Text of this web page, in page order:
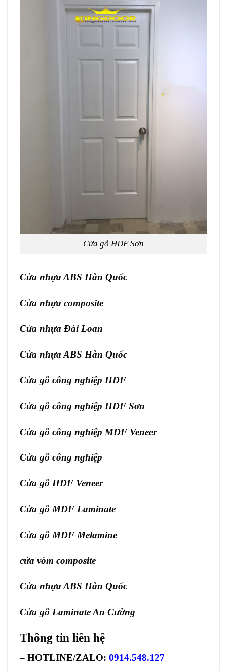
Cửa gỗ HDF Sơn
Cửa nhựa ABS Hàn Quốc
Cửa nhựa composite
Cửa nhựa Đài Loan
Cửa nhựa ABS Hàn Quốc
Cửa gỗ công nghiệp HDF
Cửa gỗ công nghiệp HDF Sơn
Cửa gỗ công nghiệp MDF Veneer
Cửa gỗ công nghiệp
Cửa gỗ HDF Veneer
Cửa gỗ MDF Laminate
Cửa gỗ MDF Melamine
cửa vòm composite
Cửa nhựa ABS Hàn Quốc
Cửa gỗ Laminate An Cường
Thông tin liên hệ
– HOTLINE/ZALO: 0914.548.127